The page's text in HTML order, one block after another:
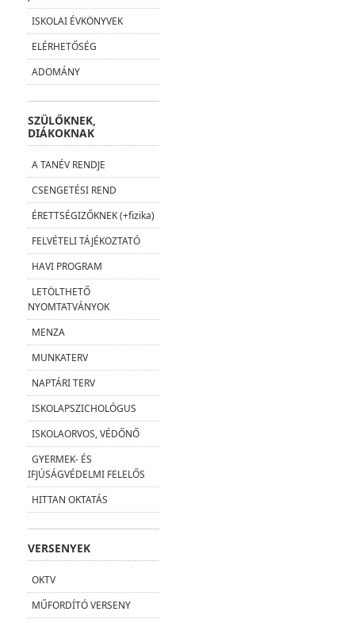
ISKOLAI ÉVKÖNYVEK
ELÉRHETŐSÉG
ADOMÁNY
SZÜLŐKNEK,
DIÁKOKNAK
A TANÉV RENDJE
CSENGETÉSI REND
ÉRETTSÉGIZŐKNEK (+fizika)
FELVÉTELI TÁJÉKOZTATÓ
HAVI PROGRAM
LETÖLTHETŐ
NYOMTATVÁNYOK
MENZA
MUNKATERV
NAPTÁRI TERV
ISKOLAPSZICHOLÓGUS
ISKOLAORVOS, VÉDŐNŐ
GYERMEK- ÉS
IFJÚSÁGVÉDELMI FELELŐS
HITTAN OKTATÁS
VERSENYEK
OKTV
MŰFORDÍTÓ VERSENY